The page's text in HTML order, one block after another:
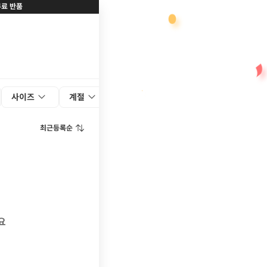
반품
사이즈 계절
최근등록순